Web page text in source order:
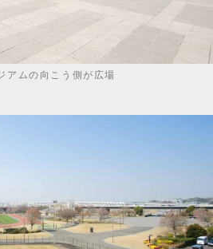
アムの向こう側が広場